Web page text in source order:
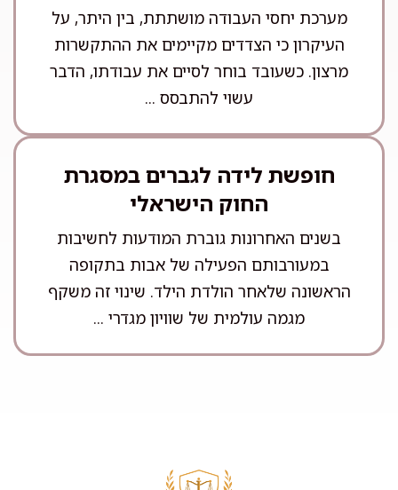
מערכת יחסי העבודה מושתתת, בין היתר, על
העיקרון כי הצדדים מקיימים את ההתקשרות
מרצון. כשעובד בוחר לסיים את עבודתו, הדבר
עשוי להתבסס ...
חופשת לידה לגברים במסגרת
החוק הישראלי
בשנים האחרונות גוברת המודעות לחשיבות
במעורבותם הפעילה של אבות בתקופה
הראשונה שלאחר הולדת הילד. שינוי זה משקף
מגמה עולמית של שוויון מגדרי ...